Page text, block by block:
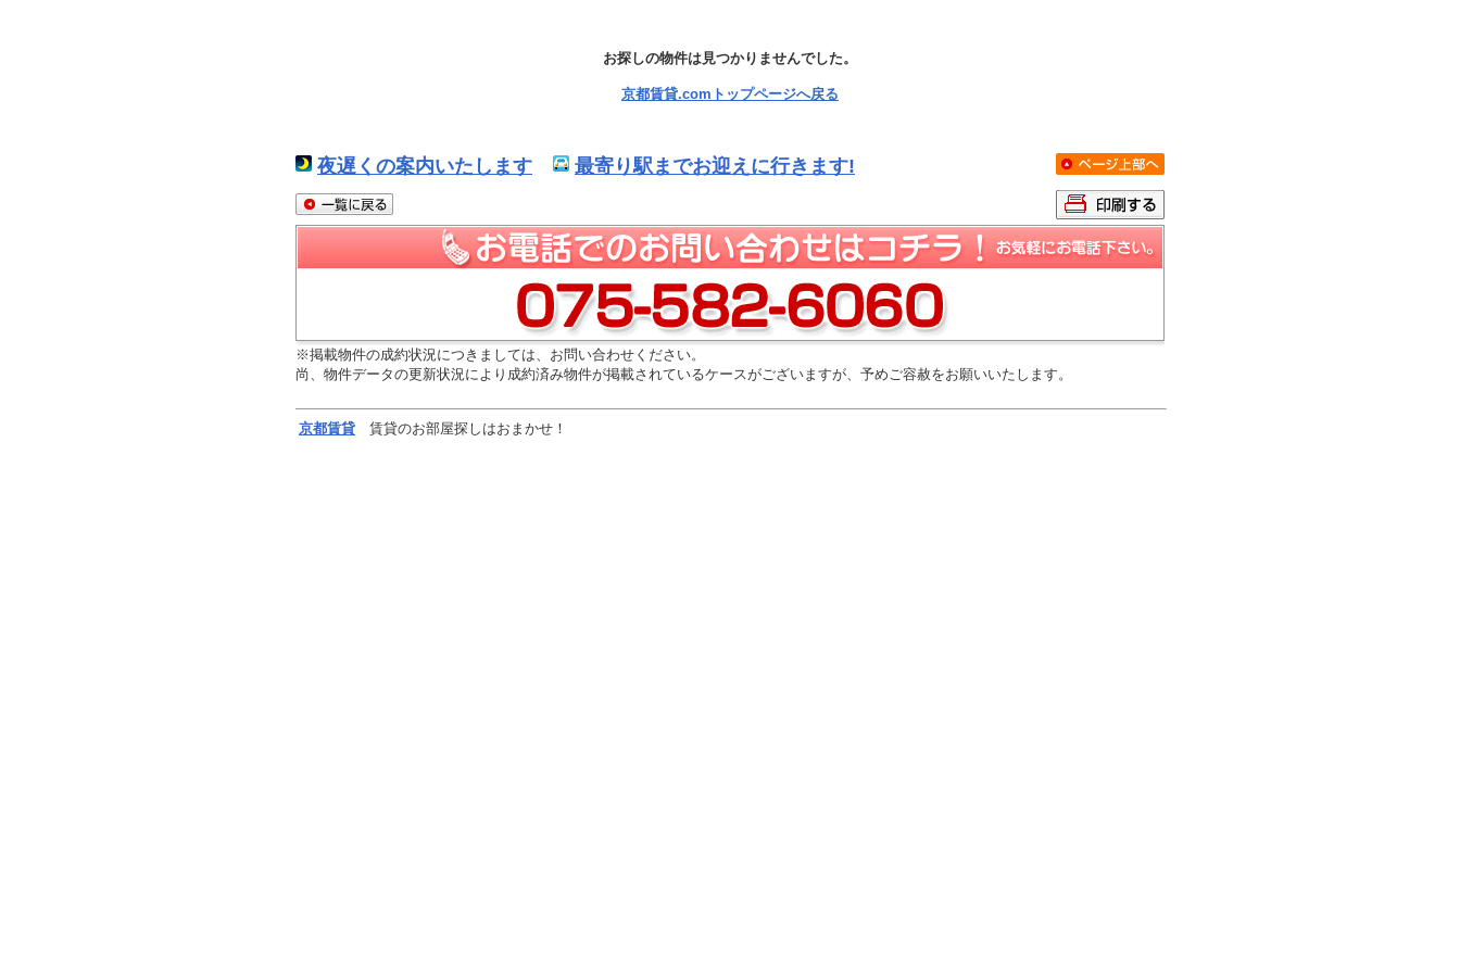
お探しの物件は見つかりませんでした。
京都賃貸.comトップページへ戻る
夜遅くの案内いたします 最寄り駅までお迎えに行きます!
※掲載物件の成約状況につきましては、お問い合わせください。
尚、物件データの更新状況により成約済み物件が掲載されているケースがございますが、予めご容赦をお願いいたします。
京都賃貸 賃貸のお部屋探しはおまかせ！